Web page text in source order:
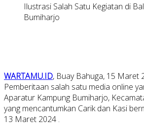
Ilustrasi Salah Satu Kegiatan di
Bumiharjo
WARTAMU.ID, Buay Bahuga, 15 Maret
Pemberitaan salah satu media online
Aparatur Kampung Bumiharjo,
yang mencantumkan Carik dan Kasi
13 Maret 2024 .